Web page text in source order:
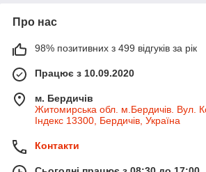
Про нас
98% позитивних з 499 відгуків за рік
Працює з 10.09.2020
м. Бердичів
Житомирська обл. м.Бердичів. Вул.
Індекс 13300, Бердичів, Україна
Контакти